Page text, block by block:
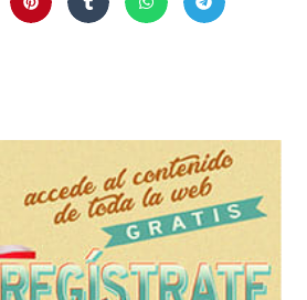
REGÍSTRATE